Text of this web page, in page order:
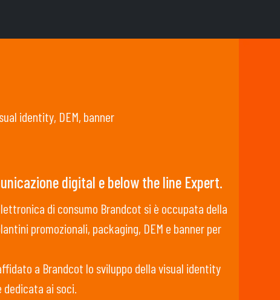
identity, DEM, banner
digital e below the line Expert.
di consumo Brandcot si è occupata della
promozionali, packaging, DEM e banner per
a Brandcot lo sviluppo della visual identity
dedicata ai soci.